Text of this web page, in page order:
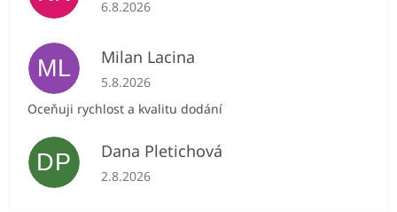
6.8.2026
ML Milan Lacina
Hodnocení obchodu je 5 z 5 hvězdiček.
5.8.2026
Oceňuji rychlost a kvalitu dodání
DP Dana Pletichová
Hodnocení obchodu je 5 z 5 hvězdiček.
2.8.2026